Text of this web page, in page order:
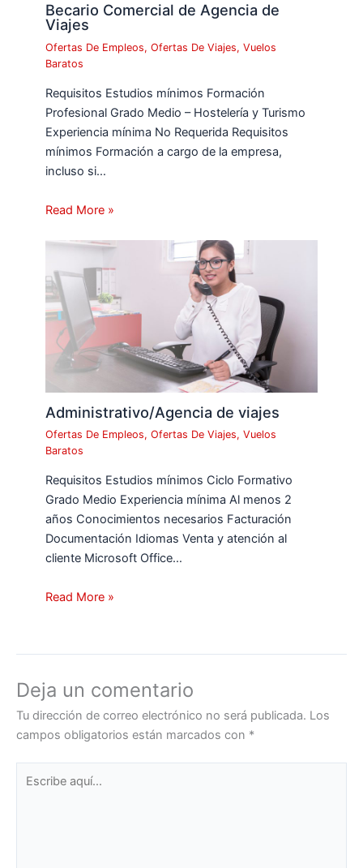
Becario Comercial de Agencia de
Viajes
Ofertas De Empleos,Ofertas De Viajes,Vuelos
Baratos
Requisitos Estudios mínimos Formación
Profesional Grado Medio – Hostelería y Turismo
Experiencia mínima No Requerida Requisitos
mínimos Formación a cargo de la empresa,
incluso si…
Read More »
Administrativo/Agencia de viajes
Ofertas De Empleos,Ofertas De Viajes,Vuelos
Baratos
Requisitos Estudios mínimos Ciclo Formativo
Grado Medio Experiencia mínima Al menos 2
años Conocimientos necesarios Facturación
Documentación Idiomas Venta y atención al
cliente Microsoft Office…
Read More »
Deja un comentario
Tu dirección de correo electrónico no será publicada. Los
campos obligatorios están marcados con *